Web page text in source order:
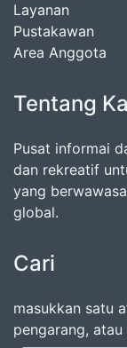
Layanan
Pustakawan
Area Anggota
Tentang
Pusat informai
dan rekreatif
yang
global.
Cari
masukkan satu
pengarang, atau